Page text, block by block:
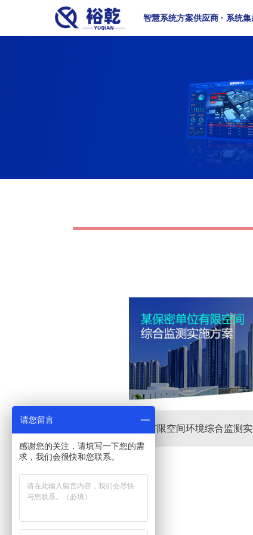
智慧系统方案供应商 · 系统
有限空间环境综合监测
请您留言
感谢您的关注，请填写一下您的需
求，我们会很快和您联系。